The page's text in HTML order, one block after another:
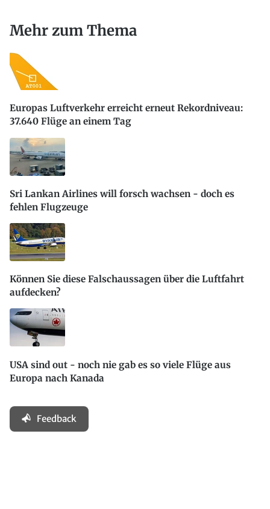
Mehr zum Thema
Europas Luftverkehr erreicht erneut Rekordniveau:
37.640 Flüge an einem Tag
Sri Lankan Airlines will forsch wachsen - doch es
fehlen Flugzeuge
Können Sie diese Falschaussagen über die Luftfahrt
aufdecken?
USA sind out - noch nie gab es so viele Flüge aus
Europa nach Kanada
Feedback